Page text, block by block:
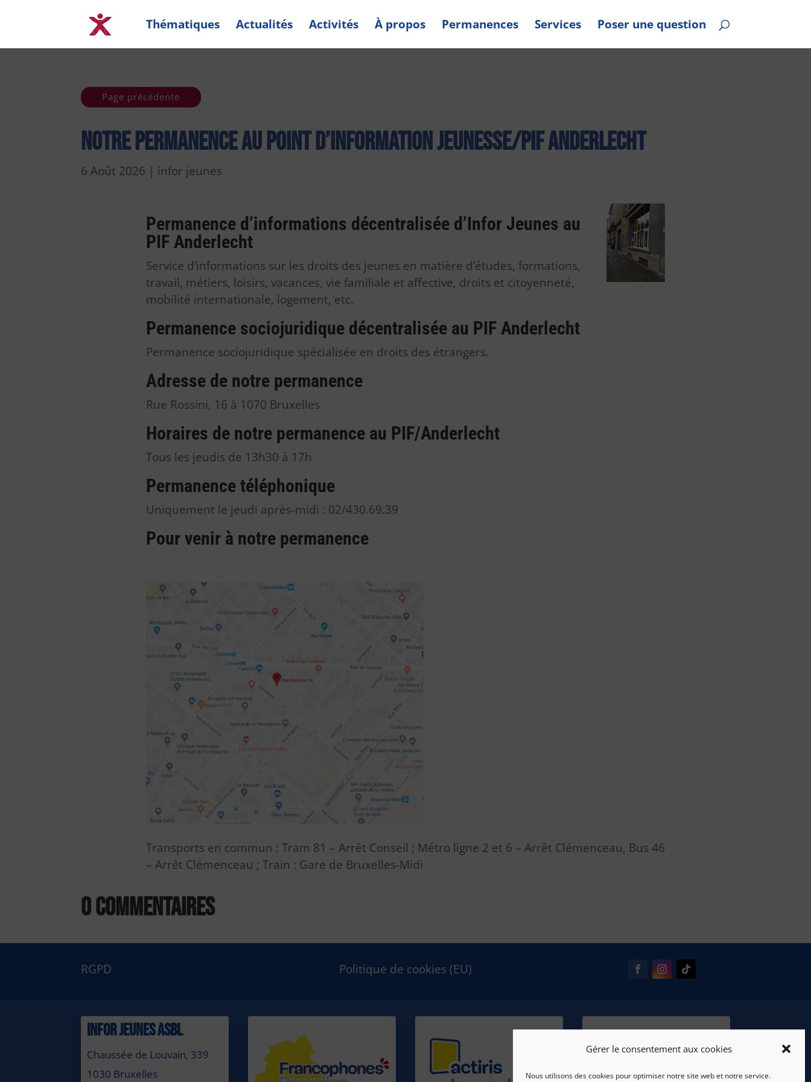
Gérer le consentement aux cookies
Nous utilisons des cookies pour optimiser notre site web et notre service.
Thématiques Actualités Activités À propos Permanences Services Poser une question
Page précédente
Notre permanence au Point d’information jeunesse/PIF Anderlecht
6 Août 2026 | infor jeunes
Permanence d’informations décentralisée d’Infor Jeunes au
PIF Anderlecht
Service d’informations sur les droits des jeunes en matière d’études, formations,
travail, métiers, loisirs, vacances, vie familiale et affective, droits et citoyenneté,
mobilité internationale, logement, etc.
Permanence sociojuridique décentralisée au PIF Anderlecht
Permanence sociojuridique spécialisée en droits des étrangers.
Adresse de notre permanence
Rue Rossini, 16 à 1070 Bruxelles
Horaires de notre permanence au PIF/Anderlecht
Tous les jeudis de 13h30 à 17h
Permanence téléphonique
Uniquement le jeudi après-midi : 02/430.69.39
Pour venir à notre permanence
Transports en commun : Tram 81 – Arrêt Conseil ; Métro ligne 2 et 6 – Arrêt Clémenceau, Bus 46
– Arrêt Clémenceau ; Train : Gare de Bruxelles-Midi
0 commentaires
RGPD Politique de cookies (EU)
INFOR JEUNES ASBL
Chaussée de Louvain, 339
1030 Bruxelles